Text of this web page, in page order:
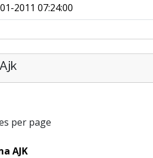
2011 07:24:00
per page
AJK